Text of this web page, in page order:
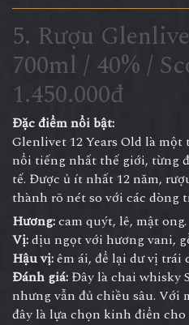
5. Rượu
700ml / 40% /
1.450.000đ
Đặc điểm nổi bật:
Glenlivet 12 Years Old là
nổi tiếng nhất thế giới, từng
tế. Được ủ ít nhất 12 năm,
thành rõ nét so với các dòng
Hương:cam quýt, lê, mật ong.
Vị:dịu ngọt với hương vani,
Hậu vị:êm ái, để lại dư vị trái
Đánh giá: Đây là chai whisky
nhưng vẫn đủ chiều sâu. Với
đây là lựa chọn kinh điển